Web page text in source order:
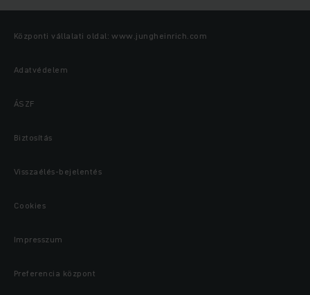
Központi vállalati oldal: www.jungheinrich.com
Adatvédelem
ÁSZF
Biztosítás
Visszaélés-bejelentés
Cookies
Impresszum
Preferencia központ